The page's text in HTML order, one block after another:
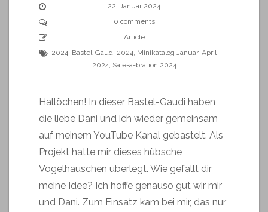
22. Januar 2024
0 comments
Article
2024 Bastel-Gaudi 2024 Minikatalog Januar-April
2024 Sale-a-bration 2024
Hallöchen! In dieser Bastel-Gaudi haben
die liebe Dani und ich wieder gemeinsam
auf meinem YouTube Kanal gebastelt. Als
Projekt hatte mir dieses hübsche
Vogelhäuschen überlegt. Wie gefällt dir
meine Idee? Ich hoffe genauso gut wir mir
und Dani. Zum Einsatz kam bei mir, das nur